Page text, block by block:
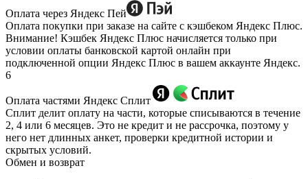
Оплата через Яндекс Пей
Оплата покупки при заказе на сайте с кэшбеком Яндекс Плюс.
Внимание! Кэшбек Яндекс Плюс начисляется только при
условии оплаты банковской картой онлайн при
подключенной опции Яндекс Плюс в вашем аккаунте Яндекс.
6
Оплата частями Яндекс Сплит
Сплит делит оплату на части, которые списываются в течение
2, 4 или 6 месяцев. Это не кредит и не рассрочка, поэтому у
него нет длинных анкет, проверки кредитной истории и
скрытых условий.
Обмен и возврат